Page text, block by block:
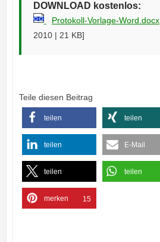
DOWNLOAD kostenlos:
Protokoll-Vorlage-Word.docx
2010 | 21 KB]
Teile diesen Beitrag
teilen teilen
teilen E-Mail
teilen teilen
merken 15